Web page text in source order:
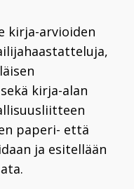
kirja-arvioiden
kirja-alan
paperi- että
ja esitellään